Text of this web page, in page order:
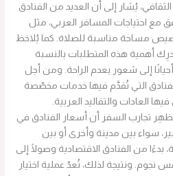
الثقافي، يُشار إلى أن العديد من الفنادق
مع احتياجات المسافر العربي، مثل
مساحة مناسبة للصلاة. كما يُلاحَظ
أهمية هذه المتطلبات بالنسبة
أحيانًا إلى شعور بعدم الراحة. ومن أجل
التي تُقدَّم فيها خدمات مخصّصة
العادات والتقاليد العربية.
تُظهِر تجارب السفر أن أسعار الفنادق في
سواء بين مدينة وأخرى أو بين
بدءًا من الفنادق الاقتصادية وصولًا إلى
نجوم. ونتيجة لذلك، تُعدّ عملية اختيار